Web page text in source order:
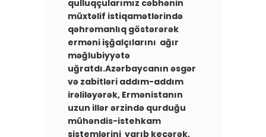
qulluqçularımız cəbhənin
müxtəlif istiqamətlərində
qəhrəmanlıq göstərərək
erməni işğalçılarını ağır
məğlubiyyətə
uğratdı.Azərbaycanın əsgər
və zabitləri addım-addım
irəliləyərək, Ermənistanın
uzun illər ərzində qurduğu
mühəndis-istehkam
sistemlərini yarıb keçərək,